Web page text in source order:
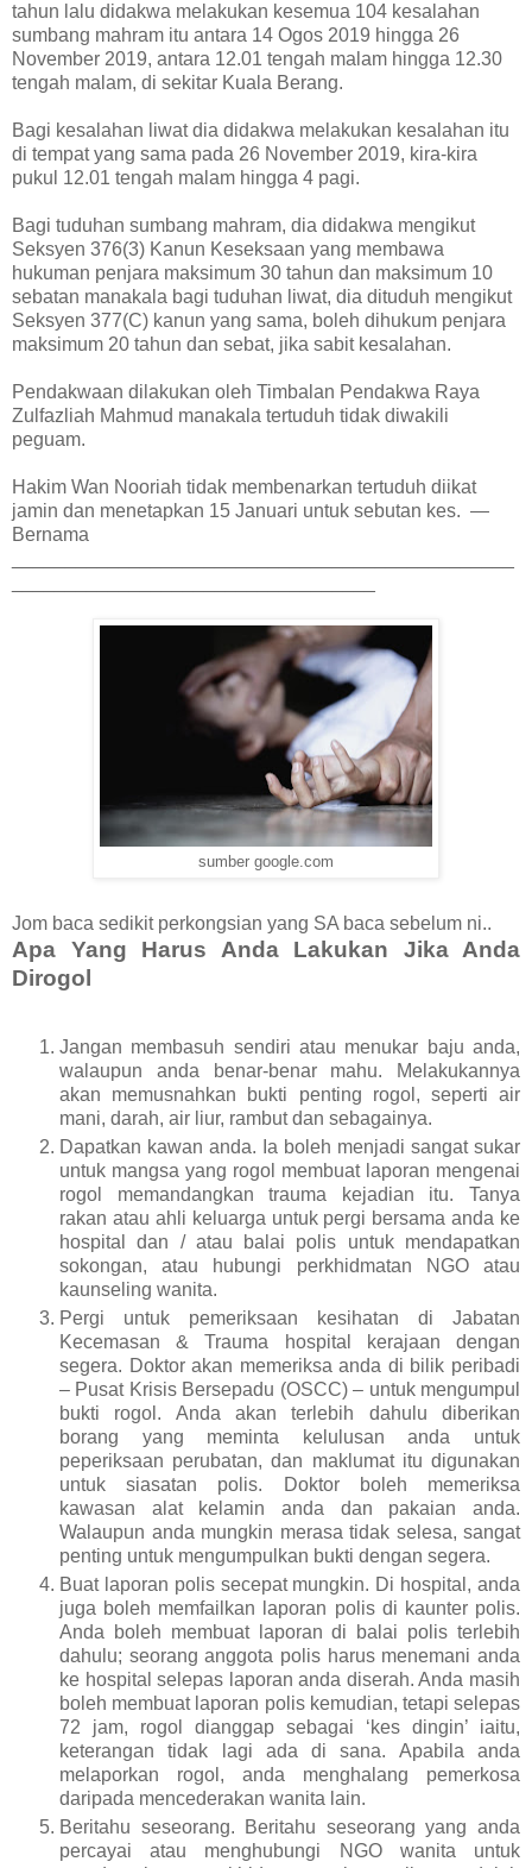
tahun lalu didakwa melakukan kesemua 104 kesalahan
sumbang mahram itu antara 14 Ogos 2019 hingga 26
November 2019, antara 12.01 tengah malam hingga 12.30
tengah malam, di sekitar Kuala Berang.
Bagi kesalahan liwat dia didakwa melakukan kesalahan itu
di tempat yang sama pada 26 November 2019, kira-kira
pukul 12.01 tengah malam hingga 4 pagi.
Bagi tuduhan sumbang mahram, dia didakwa mengikut
Seksyen 376(3) Kanun Keseksaan yang membawa
hukuman penjara maksimum 30 tahun dan maksimum 10
sebatan manakala bagi tuduhan liwat, dia dituduh mengikut
Seksyen 377(C) kanun yang sama, boleh dihukum penjara
maksimum 20 tahun dan sebat, jika sabit kesalahan.
Pendakwaan dilakukan oleh Timbalan Pendakwa Raya
Zulfazliah Mahmud manakala tertuduh tidak diwakili
peguam.
Hakim Wan Nooriah tidak membenarkan tertuduh diikat
jamin dan menetapkan 15 Januari untuk sebutan kes. —
Bernama
sumber google.com
Jom baca sedikit perkongsian yang SA baca sebelum ni..
Apa Yang Harus Anda Lakukan Jika Anda
Dirogol
Jangan membasuh sendiri atau menukar baju anda,
walaupun anda benar-benar mahu. Melakukannya
akan memusnahkan bukti penting rogol, seperti air
mani, darah, air liur, rambut dan sebagainya.
Dapatkan kawan anda. Ia boleh menjadi sangat sukar
untuk mangsa yang rogol membuat laporan mengenai
rogol memandangkan trauma kejadian itu. Tanya
rakan atau ahli keluarga untuk pergi bersama anda ke
hospital dan / atau balai polis untuk mendapatkan
sokongan, atau hubungi perkhidmatan NGO atau
kaunseling wanita.
Pergi untuk pemeriksaan kesihatan di Jabatan
Kecemasan & Trauma hospital kerajaan dengan
segera. Doktor akan memeriksa anda di bilik peribadi
– Pusat Krisis Bersepadu (OSCC) – untuk mengumpul
bukti rogol. Anda akan terlebih dahulu diberikan
borang yang meminta kelulusan anda untuk
peperiksaan perubatan, dan maklumat itu digunakan
untuk siasatan polis. Doktor boleh memeriksa
kawasan alat kelamin anda dan pakaian anda.
Walaupun anda mungkin merasa tidak selesa, sangat
penting untuk mengumpulkan bukti dengan segera.
Buat laporan polis secepat mungkin. Di hospital, anda
juga boleh memfailkan laporan polis di kaunter polis.
Anda boleh membuat laporan di balai polis terlebih
dahulu; seorang anggota polis harus menemani anda
ke hospital selepas laporan anda diserah. Anda masih
boleh membuat laporan polis kemudian, tetapi selepas
72 jam, rogol dianggap sebagai ‘kes dingin’ iaitu,
keterangan tidak lagi ada di sana. Apabila anda
melaporkan rogol, anda menghalang pemerkosa
daripada mencederakan wanita lain.
Beritahu seseorang. Beritahu seseorang yang anda
percayai atau menghubungi NGO wanita untuk